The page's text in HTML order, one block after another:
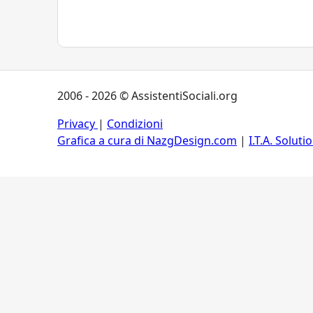
2006 - 2026 © AssistentiSociali.org
Privacy | Condizioni
Grafica a cura di NazgDesign.com | I.T.A.